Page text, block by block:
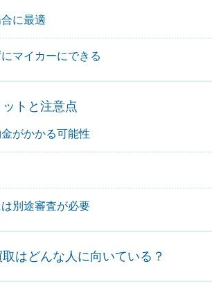
に最適
マイカーにできる
トと注意点
がかかる可能性
別途審査が必要
はどんな人に向いている？